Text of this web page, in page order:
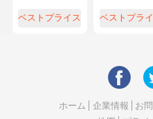
(26/3.45+7/2.
68) DIN48204
ベストプライス
AAC/
AC/XLPE
ベストプラ
ホーム 企業情報 お